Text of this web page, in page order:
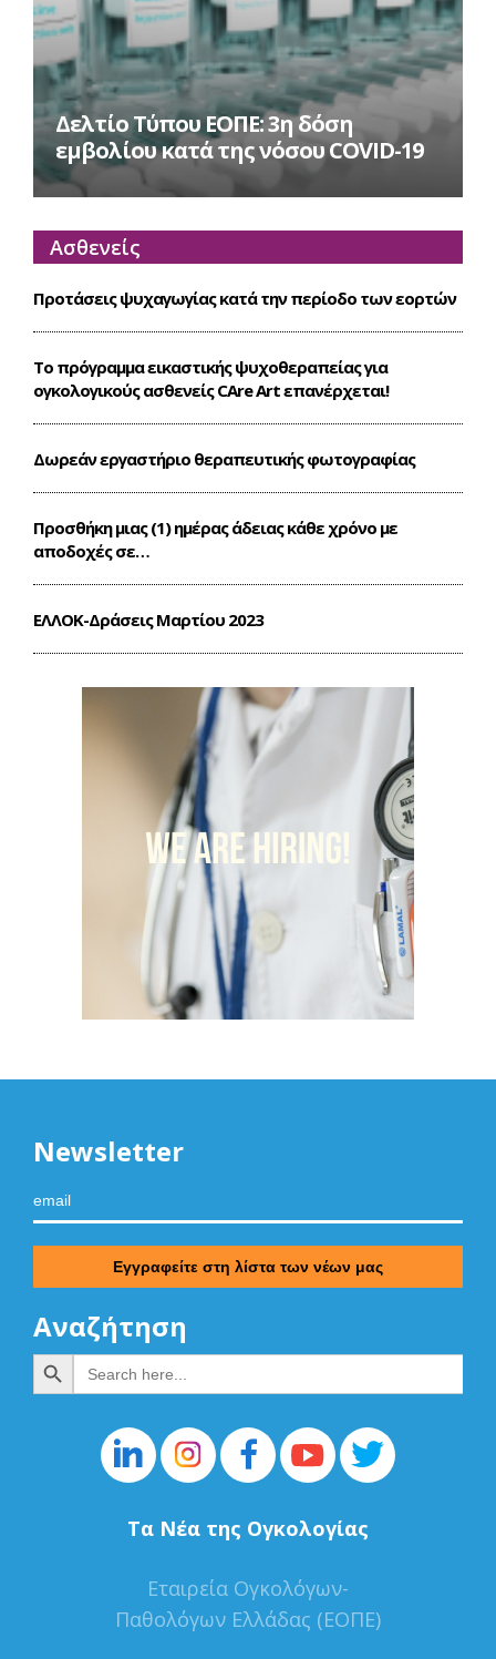
Δελτίο Τύπου ΕΟΠΕ: 3η δόση
εμβολίου κατά της νόσου COVID-19
Ασθενείς
Προτάσεις ψυχαγωγίας κατά την περίοδο των εορτών
Το πρόγραμμα εικαστικής ψυχοθεραπείας για
ογκολογικούς ασθενείς CΑre Art επανέρχεται!
Δωρεάν εργαστήριο θεραπευτικής φωτογραφίας
Προσθήκη μιας (1) ημέρας άδειας κάθε χρόνο με
αποδοχές σε…
ΕΛΛΟΚ-Δράσεις Mαρτίου 2023
Newsletter
Αναζήτηση
Search
for:
Search Button
Τα Νέα της Ογκολογίας
Εταιρεία Ογκολόγων-
Παθολόγων Ελλάδας (ΕΟΠΕ)